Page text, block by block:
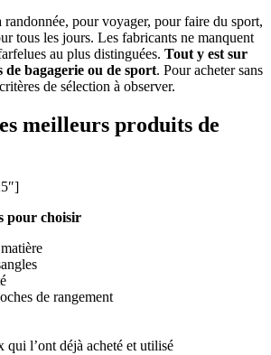
randonnée, pour voyager, pour faire du sport,
tous les jours. Les fabricants ne manquent
au plus distinguées. Tout y est sur
de bagagerie ou de sport. Pour acheter sans
de sélection à observer.
meilleurs produits de
pour choisir
de rangement
qui l’ont déjà acheté et utilisé